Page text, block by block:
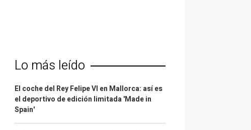
Lo más leído
El coche del Rey Felipe VI en Mallorca: así es
el deportivo de edición limitada 'Made in
Spain'